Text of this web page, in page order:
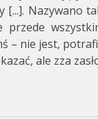
[...]. Nazywano
przede
– nie jest,
ale zza